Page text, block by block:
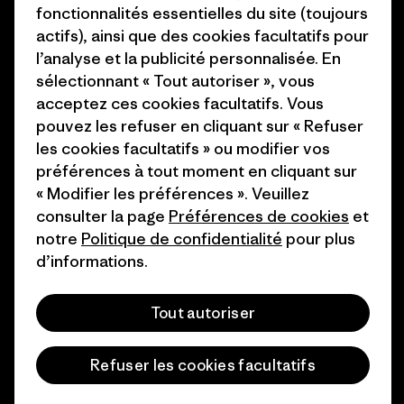
1% For The Planet
Comment nous finançons
Nos magasins
Presse et media
Industry program
Programme d’affiliation
Patagonia Suisse Plan du site
© 2026 Patagonia, Inc. All Rights Reserved.
français
fonctionnalités essentielles du site (toujours
actifs), ainsi que des cookies facultatifs pour
l’analyse et la publicité personnalisée. En
sélectionnant « Tout autoriser », vous
acceptez ces cookies facultatifs. Vous
pouvez les refuser en cliquant sur « Refuser
les cookies facultatifs » ou modifier vos
préférences à tout moment en cliquant sur
« Modifier les préférences ». Veuillez
consulter la page Préférences de cookies et
notre Politique de confidentialité pour plus
d’informations.
Tout autoriser
Refuser les cookies facultatifs